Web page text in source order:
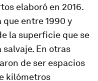
elaboró en 2016.
entre 1990 y
la superficie que se
En otras
de ser espacios
kilómetros